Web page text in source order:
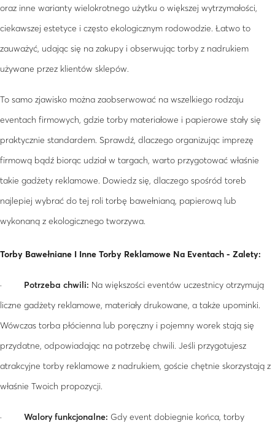
oraz inne warianty wielokrotnego użytku o większej wytrzymałości,
ciekawszej estetyce i często ekologicznym rodowodzie. Łatwo to
zauważyć, udając się na zakupy i obserwując torby z nadrukiem
używane przez klientów sklepów.
To samo zjawisko można zaobserwować na wszelkiego rodzaju
eventach firmowych, gdzie torby materiałowe i papierowe stały się
praktycznie standardem. Sprawdź, dlaczego organizując imprezę
firmową bądź biorąc udział w targach, warto przygotować właśnie
takie gadżety reklamowe. Dowiedz się, dlaczego spośród toreb
najlepiej wybrać do tej roli torbę bawełnianą, papierową lub
wykonaną z ekologicznego tworzywa.
Torby Bawełniane I Inne Torby Reklamowe Na Eventach - Zalety:
· Potrzeba chwili: Na większości eventów uczestnicy otrzymują
liczne gadżety reklamowe, materiały drukowane, a także upominki.
Wówczas torba płócienna lub poręczny i pojemny worek stają się
przydatne, odpowiadając na potrzebę chwili. Jeśli przygotujesz
atrakcyjne torby reklamowe z nadrukiem, goście chętnie skorzystają z
właśnie Twoich propozycji.
· Walory funkcjonalne: Gdy event dobiegnie końca, torby